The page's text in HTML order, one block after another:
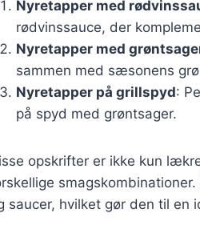
Nyretapper med
rødvinssauce, der
Nyretapper med
sammen med sæsonens
Nyretapper på grillspyd:
på spyd med grøntsager.
opskrifter er ikke kun
saucer, hvilket gør den til en